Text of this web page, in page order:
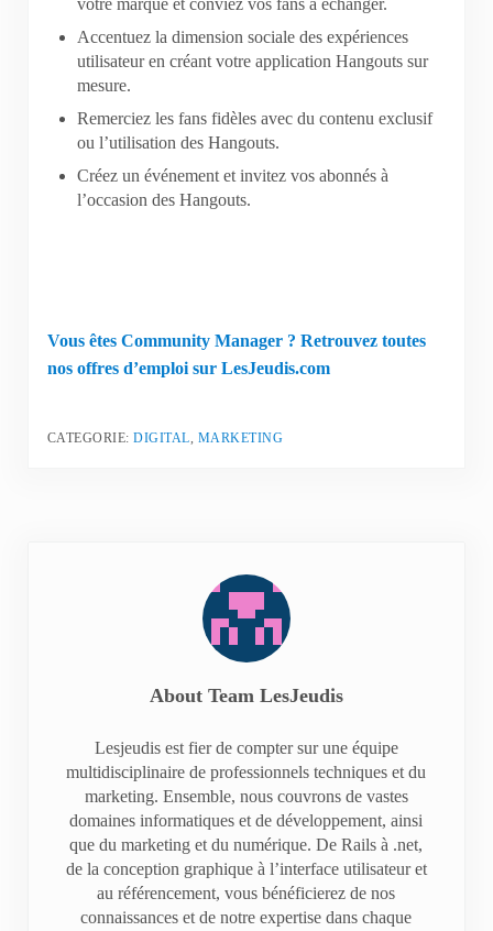
votre marque et conviez vos fans à échanger.
Accentuez la dimension sociale des expériences
utilisateur en créant votre application Hangouts sur
mesure.
Remerciez les fans fidèles avec du contenu exclusif
ou l’utilisation des Hangouts.
Créez un événement et invitez vos abonnés à
l’occasion des Hangouts.
Vous êtes Community Manager ? Retrouvez toutes
nos offres d’emploi sur LesJeudis.com
CATEGORIE:DIGITAL, MARKETING
About Team LesJeudis
Lesjeudis est fier de compter sur une équipe
multidisciplinaire de professionnels techniques et du
marketing. Ensemble, nous couvrons de vastes
domaines informatiques et de développement, ainsi
que du marketing et du numérique. De Rails à .net,
de la conception graphique à l’interface utilisateur et
au référencement, vous bénéficierez de nos
connaissances et de notre expertise dans chaque